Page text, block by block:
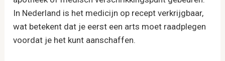
In Nederland is het medicijn op recept verkrijgbaar,
wat betekent dat je eerst een arts moet raadplegen
voordat je het kunt aanschaffen.